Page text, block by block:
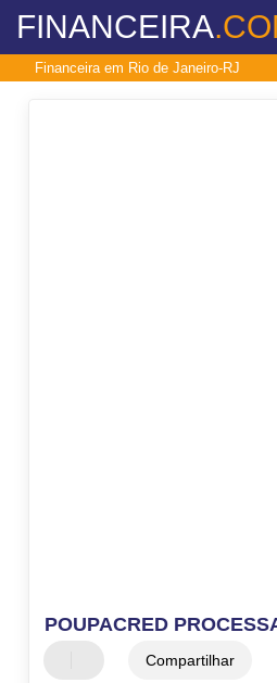
FINANCEIRA
Financeira em Rio de Janeiro-RJ
POUPACRED
Compartilhar